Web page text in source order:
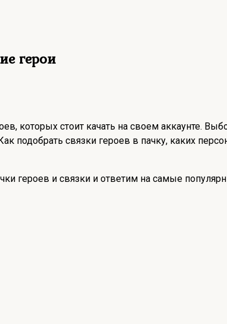
герои
которых стоит качать на своем аккаунте.
подобрать связки героев в пачку, каких
героев и связки и ответим на самые